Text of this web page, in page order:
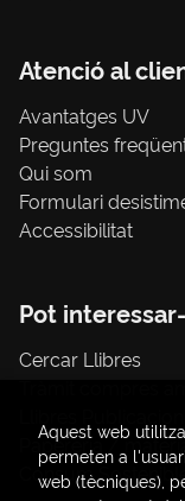
Atenció al
Avantatges UV
Preguntes
Qui som
Formulari
Accessibilitat
Pot
Cercar Llibres
Papereria /
Consum
Aquest web
permeten a
web (tècniques),